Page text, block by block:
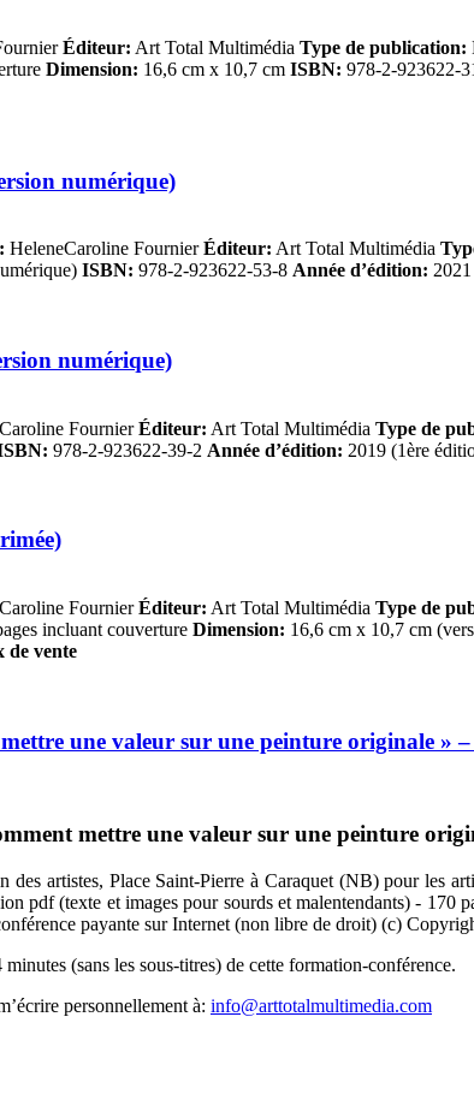
Éditeur: Art Total Multimédia Type de publication:
Dimension: 16,6 cm x 10,7 cm ISBN: 978-2-923622-
numérique)
HeleneCaroline FournierÉditeur: Art Total Multimédia
ISBN: 978-2-923622-53-8 Année d’édition:
numérique)
FournierÉditeur: Art Total Multimédia Type de
978-2-923622-39-2 Année d’édition: 2019 (1ère
FournierÉditeur: Art Total Multimédia Type de
incluant couverture Dimension: 16,6 cm x 10,7 cm
de vente
une valeur sur une peinture originale »
mettre une valeur sur une peinture
des artistes, Place Saint-Pierre à Caraquet (NB) pour les
pdf (texte et images pour sourds et malentendants) -
payante sur Internet (non libre de droit) (c)
minutes (sans les sous-titres) de cette formation-conférence.
personnellement à: info@arttotalmultimedia.com